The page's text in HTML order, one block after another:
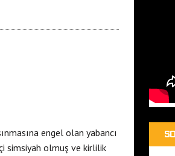
engel olan yabancı
simsiyah olmuş ve kirlilik